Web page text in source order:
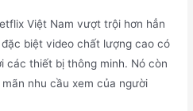
Việt Nam vượt trội hơn hẳn
biệt video chất lượng cao có
các thiết bị thông minh. Nó còn
nhu cầu xem của người